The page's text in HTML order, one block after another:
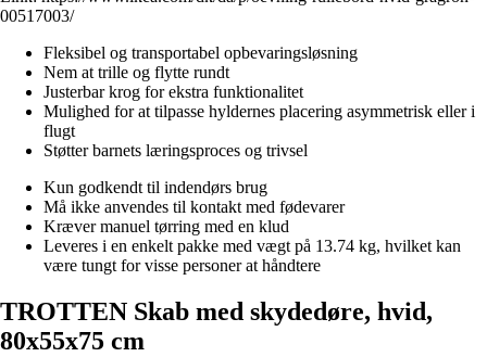
00517003/
Fleksibel og transportabel opbevaringsløsning
Nem at trille og flytte rundt
Justerbar krog for ekstra funktionalitet
Mulighed for at tilpasse hyldernes placering asymmetrisk eller i
flugt
Støtter barnets læringsproces og trivsel
Kun godkendt til indendørs brug
Må ikke anvendes til kontakt med fødevarer
Kræver manuel tørring med en klud
Leveres i en enkelt pakke med vægt på 13.74 kg, hvilket kan
være tungt for visse personer at håndtere
TROTTEN Skab med skydedøre, hvid,
80x55x75 cm